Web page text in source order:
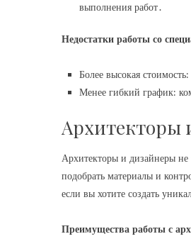
выполнения работ․
Недостатки работы со
Более высокая
Менее гибкий график:
Архитекторы
Архитекторы и дизайнеры не
подобрать материалы и
если вы хотите создать
Преимущества работы с